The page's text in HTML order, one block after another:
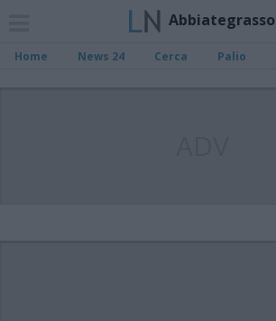
Abbiategrasso
Home News 24 Cerca Palio